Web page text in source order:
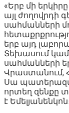
«Երբ մի
այլ ժողովրդի
սահմանների
երբ այդ
Տեխասում կամ
սահմանների
Վրաստանում,
Սա պատերազմ
որտեղ զենքը
է